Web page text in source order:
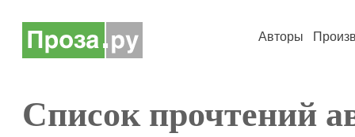
Авторы
Список прочтений